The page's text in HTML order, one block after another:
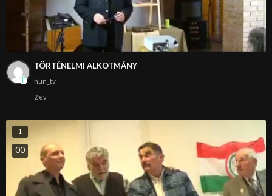
TÖRTÉNELMI ALKOTMÁNY
hun_tv
2 év
1
00